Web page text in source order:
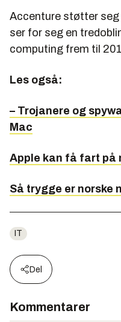
Accenture støtter
ser for seg en
computing frem til
Les også:
– Trojanere og
Mac
Apple kan få fart på
Så trygge er norske
IT
Del
Kommentarer